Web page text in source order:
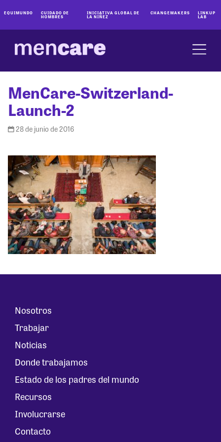
EQUIMUNDO CUIDADO DE
HOMBRES
INICIATIVA GLOBAL DE
LA NIÑEZ
CHANGEMAKERS LINKUP
LAB
MenCare-Switzerland-
Launch-2
28 de junio de 2016
Nosotros
Trabajar
Noticias
Donde trabajamos
Estado de los padres del mundo
Recursos
Involucrarse
Contacto